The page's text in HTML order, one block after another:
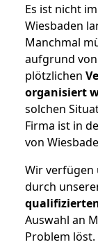
Es ist nicht
Wiesbaden
Manchmal
aufgrund
plötzlichen
organisiert
solchen
Firma ist in
von
Wir verfügen
durch
Auswahl an
Problem löst.